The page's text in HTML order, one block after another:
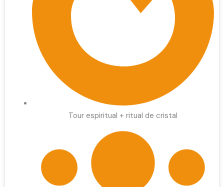
Tour espiritual + ritual de cristal